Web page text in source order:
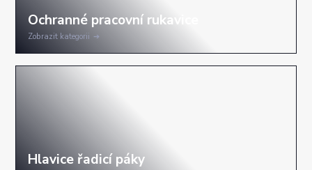
Zobrazit kategorii